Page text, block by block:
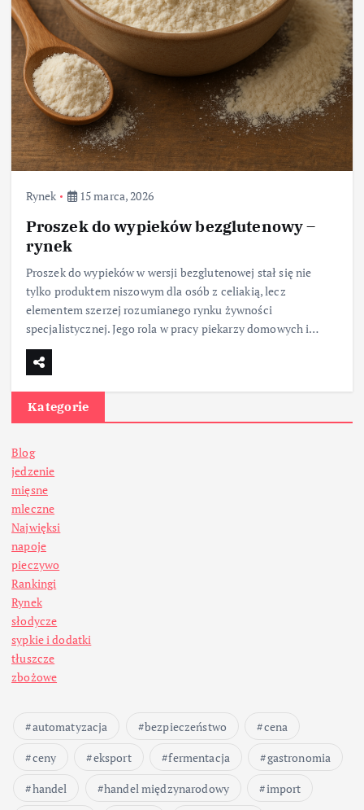
Rynek 15 marca, 2026
Proszek do wypieków bezglutenowy –
rynek
Proszek do wypieków w wersji bezglutenowej stał się nie
tylko produktem niszowym dla osób z celiakią, lecz
elementem szerzej rozumianego rynku żywności
specjalistycznej. Jego rola w pracy piekarzy domowych i…
Kategorie
Blog
jedzenie
mięsne
mleczne
Najwięksi
napoje
pieczywo
Rankingi
Rynek
słodycze
sypkie i dodatki
tłuszcze
zbożowe
automatyzacja bezpieczeństwo
cena
ceny
eksport fermentacja
gastronomia
handel
handel międzynarodowy
import